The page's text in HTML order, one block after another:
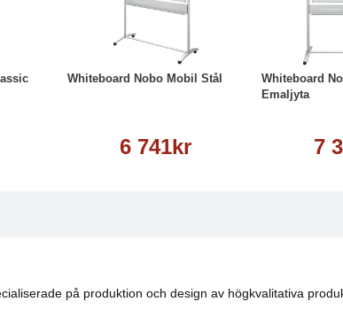
Whiteboard Nobo Mobil Stål
6 741kr
Läs mer
Whiteboard
Emaljyta
7
på produktion och design av högkvalitativa